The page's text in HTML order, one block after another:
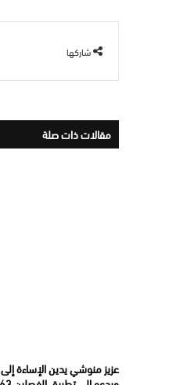
شاركها
مقالات ذات صلة
عزيز منوشي يدين الإساءة